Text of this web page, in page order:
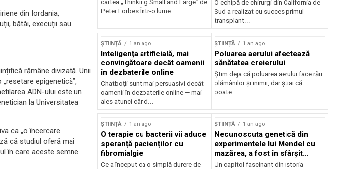
din Iordania,
bătăi, execuții sau
rămâne divizată. Unii
epigenetică”,
ADN-ului este un
la Universitatea
ca „o încercare
că studiul oferă mai
în care aceste semne
cartea „Thinking Small and Large” de
Peter Forbes Într-o lume...
O echipă de chirurgi din California de
Sud a realizat cu succes primul
transplant...
ȘTIINȚĂ 1 an ago
Inteligența artificială, mai
convingătoare decât oamenii
în dezbaterile online
Chatboții sunt mai persuasivi decât
oamenii în dezbaterile online — mai
ales atunci când...
ȘTIINȚĂ 1 an ago
Poluarea aerului afectează
sănătatea creierului
Știm deja că poluarea aerului face rău
plămânilor și inimii, dar știai că
poate...
ȘTIINȚĂ 1 an ago
O terapie cu bacterii vii aduce
speranță pacienților cu
fibromialgie
Ce a început ca o simplă durere de
ȘTIINȚĂ 1 an ago
Necunoscuta genetică din
experimentele lui Mendel cu
mazărea, a fost în sfârșit
rezolvară
Un capitol fascinant din istoria